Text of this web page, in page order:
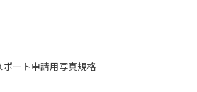
ポート申請用写真規格